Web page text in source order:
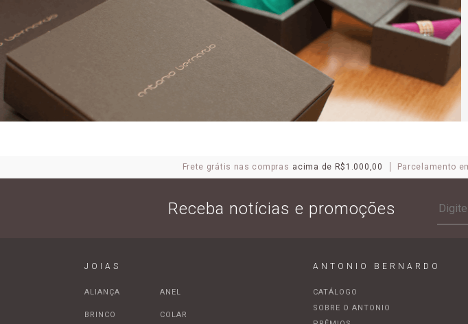
Frete grátis nas compras acima de R$1.000,00 Parcelamento
Receba notícias e promoções
JOIAS
ALIANÇA ANEL
BRINCO COLAR
ANTONIO BERNARDO
CATÁLOGO
SOBRE O ANTONIO